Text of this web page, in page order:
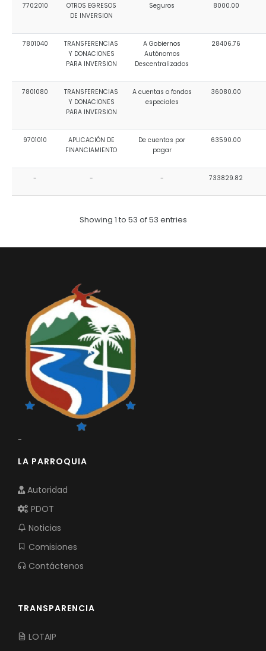
7702010
OTROS EGRESOS
DE INVERSION
Seguros 8000.00
7801040
TRANSFERENCIAS
Y DONACIONES
PARA INVERSION
A Gobiernos
Autónomos
Descentralizados
28406.76
7801080
TRANSFERENCIAS
Y DONACIONES
PARA INVERSION
A cuentas o fondos
especiales
36080.00
9701010
APLICACIÓN DE
FINANCIAMIENTO
De cuentas por
pagar
63590.00
- - - 733829.82
Showing 1 to 53 of 53 entries
-
LA PARROQUIA
Autoridad
PDOT
Noticias
Comisiones
Contáctenos
TRANSPARENCIA
LOTAIP